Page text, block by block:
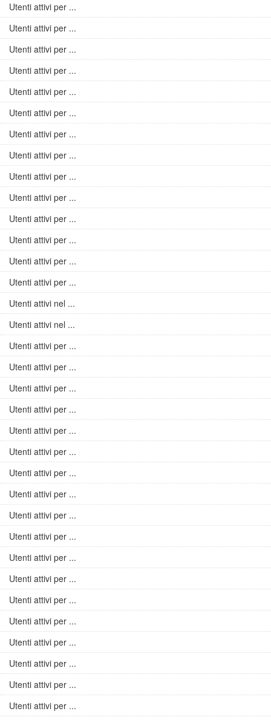
Utenti attivi per ...
Utenti attivi per ...
Utenti attivi per ...
Utenti attivi per ...
Utenti attivi per ...
Utenti attivi per ...
Utenti attivi per ...
Utenti attivi per ...
Utenti attivi per ...
Utenti attivi per ...
Utenti attivi per ...
Utenti attivi per ...
Utenti attivi per ...
Utenti attivi per ...
Utenti attivi nel ...
Utenti attivi nel ...
Utenti attivi per ...
Utenti attivi per ...
Utenti attivi per ...
Utenti attivi per ...
Utenti attivi per ...
Utenti attivi per ...
Utenti attivi per ...
Utenti attivi per ...
Utenti attivi per ...
Utenti attivi per ...
Utenti attivi per ...
Utenti attivi per ...
Utenti attivi per ...
Utenti attivi per ...
Utenti attivi per ...
Utenti attivi per ...
Utenti attivi per ...
Utenti attivi per ...